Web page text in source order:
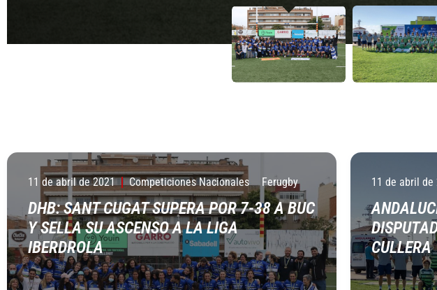
11 de abril de 2021 Competiciones Nacionales Ferugby
DHB: SANT CUGAT SUPERA POR 7-38 A BUC
Y SELLA SU ASCENSO A LA LIGA
IBERDROLA
11 de abril de
CULLERA